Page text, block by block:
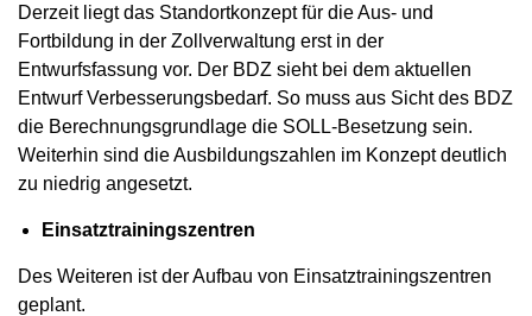
Derzeit liegt das Standortkonzept für die Aus- und
Fortbildung in der Zollverwaltung erst in der
Entwurfsfassung vor. Der BDZ sieht bei dem aktuellen
Entwurf Verbesserungsbedarf. So muss aus Sicht des BDZ
die Berechnungsgrundlage die SOLL-Besetzung sein.
Weiterhin sind die Ausbildungszahlen im Konzept deutlich
zu niedrig angesetzt.
Einsatztrainingszentren
Des Weiteren ist der Aufbau von Einsatztrainingszentren
geplant.